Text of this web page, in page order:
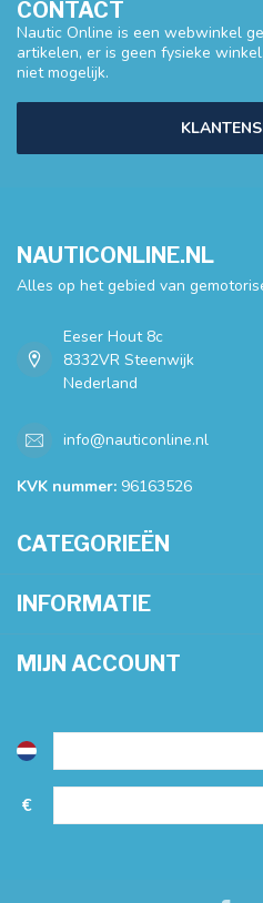
CONTACT
Nautic Online is een webwinkel
artikelen, er is geen fysieke
niet mogelijk.
NAUTICONLINE.NL
Alles op het gebied van
Eeser Hout 8c
8332VR Steenwijk
Nederland
info@nauticonline.nl
KVK nummer: 96163526
CATEGORIEËN
INFORMATIE
MIJN ACCOUNT
€